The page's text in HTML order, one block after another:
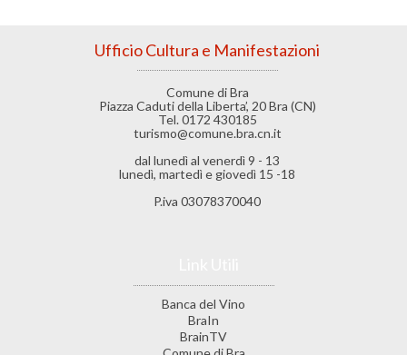
Ufficio Cultura e Manifestazioni
Comune di Bra
Piazza Caduti della Liberta’, 20 Bra (CN)
Tel. 0172 430185
turismo@comune.bra.cn.it
dal lunedì al venerdì 9 - 13
lunedì, martedì e giovedì 15 -18
P.iva 03078370040
Banca del Vino
BraIn
BrainTV